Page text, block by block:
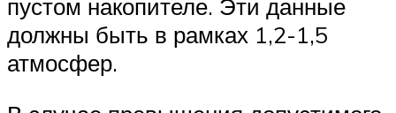
пустом накопителе. Эти данные
должны быть в рамках 1,2-1,5
атмосфер.